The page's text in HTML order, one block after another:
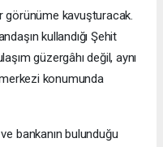
görünüme kavuşturacak.
kullandığı Şehit
güzergâhı değil, aynı
konumunda
bankanın bulunduğu